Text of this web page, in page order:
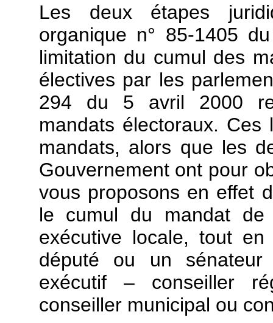
Les deux étapes
organique n° 85-1405
limitation du cumul des
électives par les
294 du 5 avril 2000
mandats électoraux.
mandats, alors que les
Gouvernement ont pour
vous proposons en effet
le cumul du mandat de
exécutive locale, tout
député ou un sénateur
exécutif – conseiller
conseiller municipal ou